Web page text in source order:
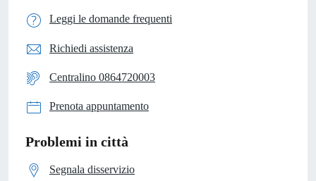
Leggi le domande frequenti
Richiedi assistenza
Centralino 0864720003
Prenota appuntamento
Problemi in città
Segnala disservizio